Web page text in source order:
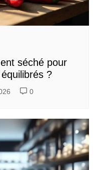
séché pour
?
0